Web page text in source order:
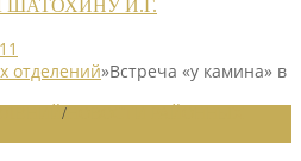
ШАТОХИНУ И.Г.
отделений»Встреча «у камина» в
/